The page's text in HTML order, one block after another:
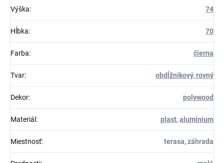
Výška: 74
Hĺbka: 70
Farba: čierna
Tvar: obdĺžnikový, rovný
Dekor: polywood
Materiál : plast,aluminium
Miestnosť: terasa, záhrada